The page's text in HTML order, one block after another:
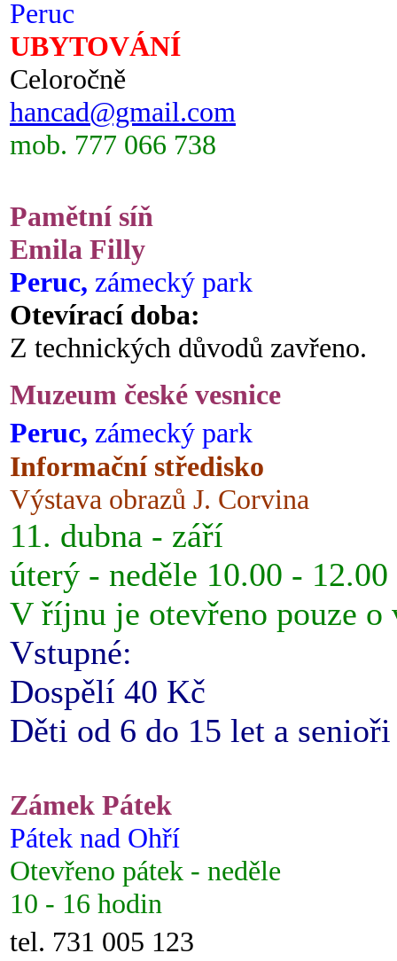
Peruc
UBYTOVÁNÍ
Celoročně
hancad@gmail.com
mob. 777 066 738
Pamětní síň
Emila Filly
Peruc, zámecký park
Otevírací doba:
Z technických důvodů zavřeno.
Muzeum české vesnice
Peruc, zámecký park
Informační středisko
Výstava obrazů J. Corvina
11. dubna - září
úterý - neděle 10.00 -
V říjnu je otevřeno pouze o
Vstupné:
Dospělí 40 Kč
Děti od 6 do 15 let a
Zámek Pátek
Pátek nad Ohří
Otevřeno pátek - neděle
10 - 16 hodin
tel. 731 005 123